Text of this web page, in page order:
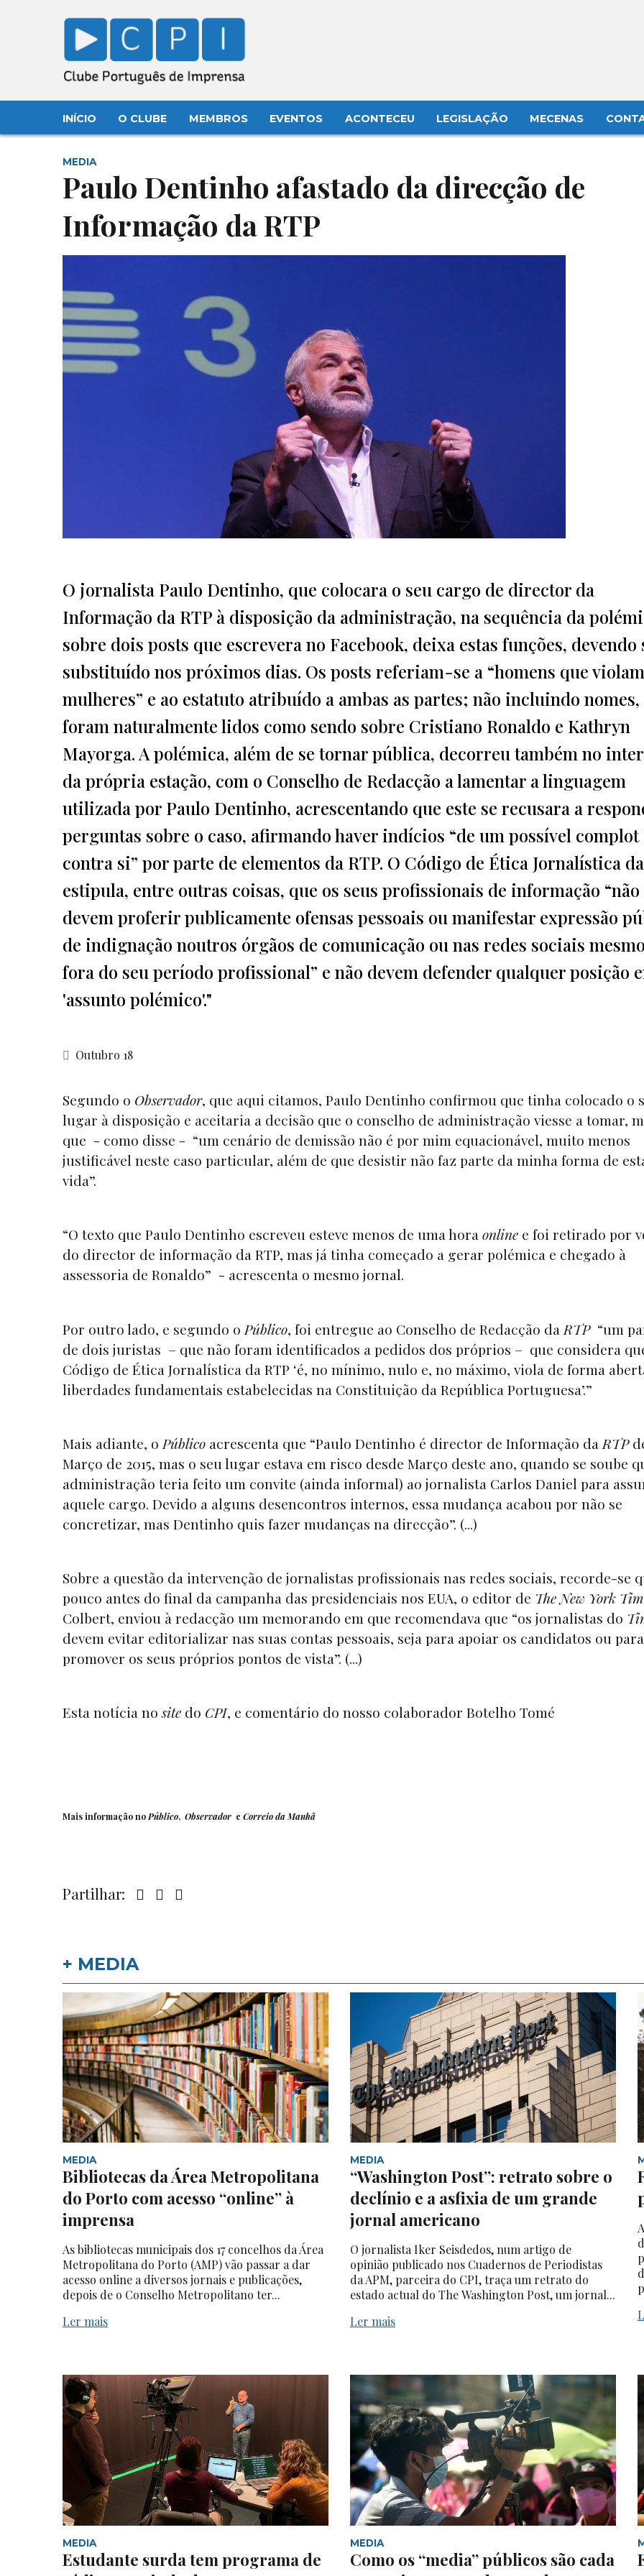
INÍCIO O CLUBE MEMBROS EVENTOS ACONTECEU LEGISLAÇÃO MECENAS
MEDIA
Paulo Dentinho afastado da direcção de
Informação da RTP
O jornalista Paulo Dentinho, que colocara o seu cargo de director da
Informação da RTP à disposição da administração, na sequência da
sobre dois posts que escrevera no Facebook, deixa estas funções, devendo
substituído nos próximos dias. Os posts referiam-se a “homens que violam
mulheres” e ao estatuto atribuído a ambas as partes; não incluindo nomes,
foram naturalmente lidos como sendo sobre Cristiano Ronaldo e Kathryn
Mayorga. A polémica, além de se tornar pública, decorreu também no
da própria estação, com o Conselho de Redacção a lamentar a linguagem
utilizada por Paulo Dentinho, acrescentando que este se recusara a
perguntas sobre o caso, afirmando haver indícios “de um possível complot
contra si” por parte de elementos da RTP. O Código de Ética Jornalística
estipula, entre outras coisas, que os seus profissionais de informação “não
devem proferir publicamente ofensas pessoais ou manifestar expressão
de indignação noutros órgãos de comunicação ou nas redes sociais
fora do seu período profissional” e não devem defender qualquer posição
'assunto polémico'."
Outubro 18
Segundo o Observador, que aqui citamos, Paulo Dentinho confirmou que tinha colocado o
lugar à disposição e aceitaria a decisão que o conselho de administração viesse a tomar,
que - como disse - “um cenário de demissão não é por mim equacionável, muito menos
justificável neste caso particular, além de que desistir não faz parte da minha forma de
vida”.
“O texto que Paulo Dentinho escreveu esteve menos de uma horaonline e foi retirado por
do director de informação da RTP, mas já tinha começado a gerar polémica e chegado à
assessoria de Ronaldo” - acrescenta o mesmo jornal.
Por outro lado, e segundo o Público, foi entregue ao Conselho de Redacção da RTP“um
de dois juristas – que não foram identificados a pedidos dos próprios – que considera
Código de Ética Jornalística da RTP ‘é, no mínimo, nulo e, no máximo, viola de forma
liberdades fundamentais estabelecidas na Constituição da República Portuguesa’.”
Mais adiante, o Público acrescenta que “Paulo Dentinho é director de Informação da RTP
Março de 2015, mas o seu lugar estava em risco desde Março deste ano, quando se soube
administração teria feito um convite (ainda informal) ao jornalista Carlos Daniel para
aquele cargo. Devido a alguns desencontros internos, essa mudança acabou por não se
concretizar, mas Dentinho quis fazer mudanças na direcção”. (...)
Sobre a questão da intervenção de jornalistas profissionais nas redes sociais, recorde-se
pouco antes do final da campanha das presidenciais nos EUA, o editor de The New York
Colbert, enviou à redacção um memorando em que recomendava que “os jornalistas do
devem evitar editorializar nas suas contas pessoais, seja para apoiar os candidatos ou para
promover os seus próprios pontos de vista”. (...)
Esta notícia nosite do CPI, e comentário do nosso colaborador Botelho Tomé
Mais informação noPúblico, Observador e Correio da Manhã
Partilhar:
+ MEDIA
MEDIA
Bibliotecas da Área Metropolitana
do Porto com acesso “online” à
imprensa
As bibliotecas municipais dos 17 concelhos da Área
Metropolitana do Porto (AMP) vão passar a dar
acesso online a diversos jornais e publicações,
depois de o Conselho Metropolitano ter...
Ler mais
MEDIA
“Washington Post”: retrato sobre o
declínio e a asfixia de um grande
jornal americano
O jornalista Iker Seisdedos, num artigo de
opinião publicado nos Cuadernos de Periodistas
da APM, parceira do CPI, traça um retrato do
estado actual do The Washington Post, um jornal...
Ler mais
MEDIA
Estudante surda tem programa de
MEDIA
Como os “media” públicos são cada